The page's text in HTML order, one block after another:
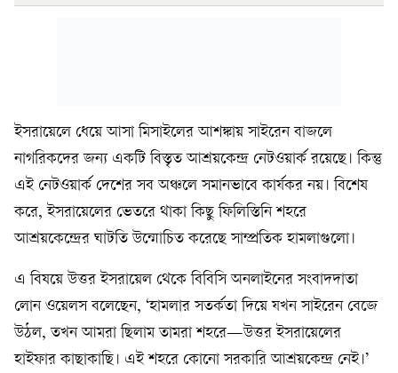
ইসরায়েলে ধেয়ে আসা মিসাইলের আশঙ্কায় সাইরেন বাজলে
নাগরিকদের জন্য একটি বিস্তৃত আশ্রয়কেন্দ্র নেটওয়ার্ক রয়েছে। কিন্তু
এই নেটওয়ার্ক দেশের সব অঞ্চলে সমানভাবে কার্যকর নয়। বিশেষ
করে, ইসরায়েলের ভেতরে থাকা কিছু ফিলিস্তিনি শহরে
আশ্রয়কেন্দ্রের ঘাটতি উন্মোচিত করেছে সাম্প্রতিক হামলাগুলো।
এ বিষয়ে উত্তর ইসরায়েল থেকে বিবিসি অনলাইনের সংবাদদাতা
লোন ওয়েলস বলেছেন, ‘হামলার সতর্কতা দিয়ে যখন সাইরেন বেজে
উঠল, তখন আমরা ছিলাম তামরা শহরে—উত্তর ইসরায়েলের
হাইফার কাছাকাছি। এই শহরে কোনো সরকারি আশ্রয়কেন্দ্র নেই।’